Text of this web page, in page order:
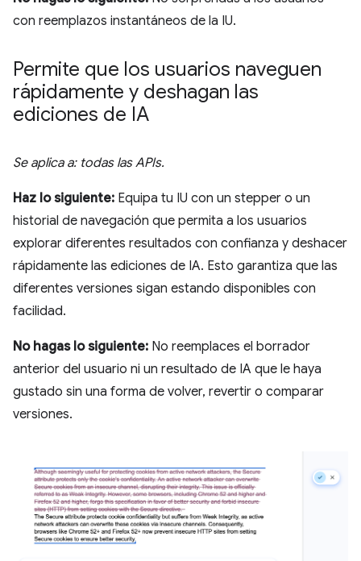
con reemplazos instantáneos de la IU.
Permite que los usuarios naveguen
rápidamente y deshagan las
ediciones de IA
Se aplica a: todas las APIs.
Haz lo siguiente: Equipa tu IU con un stepper o un
historial de navegación que permita a los usuarios
explorar diferentes resultados con confianza y deshacer
rápidamente las ediciones de IA. Esto garantiza que las
diferentes versiones sigan estando disponibles con
facilidad.
No hagas lo siguiente: No reemplaces el borrador
anterior del usuario ni un resultado de IA que le haya
gustado sin una forma de volver, revertir o comparar
versiones.